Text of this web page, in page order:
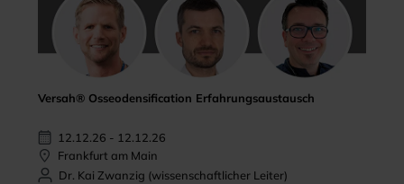
Versah® Osseodensification Erfahrungsaustausch
12.12.26 - 12.12.26
Frankfurt am Main
Dr. Kai Zwanzig (wissenschaftlicher Leiter)